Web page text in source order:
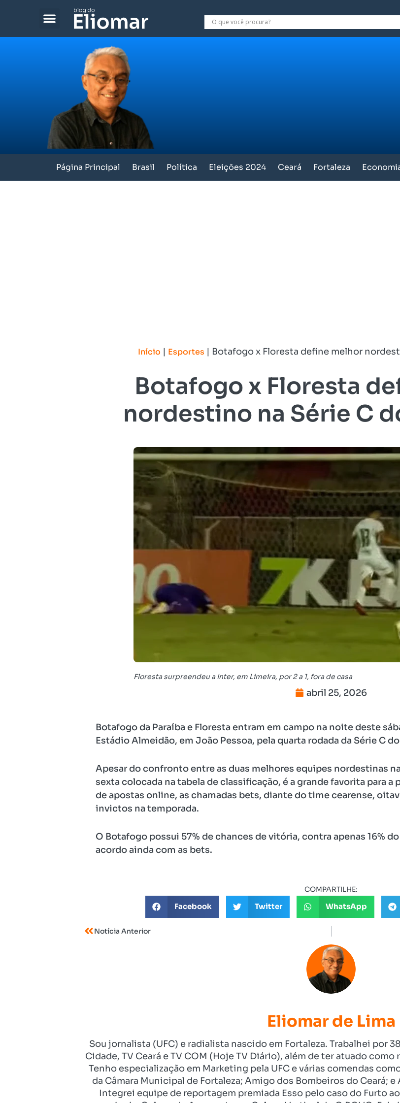
Página Principal Brasil Política Eleições 2024 Ceará Fortaleza
Início | Esportes | Botafogo x Floresta define melhor
Botafogo x Floresta
nordestino na Série C
Floresta surpreendeu a Inter, em Limeira, por 2 a 1, fora de casa
abril 25, 2026
Botafogo da Paraíba e Floresta entram em campo na noite deste
Estádio Almeidão, em João Pessoa, pela quarta rodada da Série C
Apesar do confronto entre as duas melhores equipes nordestinas
sexta colocada na tabela de classificação, é a grande favorita para a
de apostas online, as chamadas bets, diante do time cearense,
invictos na temporada.
O Botafogo possui 57% de chances de vitória, contra apenas 16%
acordo ainda com as bets.
COMPARTILHE:
Facebook Twitter WhatsApp
Notícia Anterior
Eliomar de Lima
Sou jornalista (UFC) e radialista nascido em Fortaleza. Trabalhei por
Cidade, TV Ceará e TV COM (Hoje TV Diário), além de ter atuado
Tenho especialização em Marketing pela UFC e várias comendas
da Câmara Municipal de Fortaleza; Amigo dos Bombeiros do Ceará;
Integrei equipe de reportagem premiada Esso pelo caso do Furto